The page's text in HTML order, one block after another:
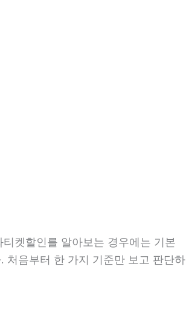
켓할인를 알아보는 경우에는 기본
처음부터 한 가지 기준만 보고 판단하